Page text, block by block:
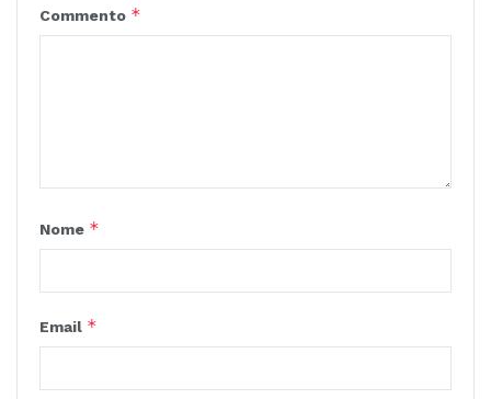
Commento *
Nome *
Email *